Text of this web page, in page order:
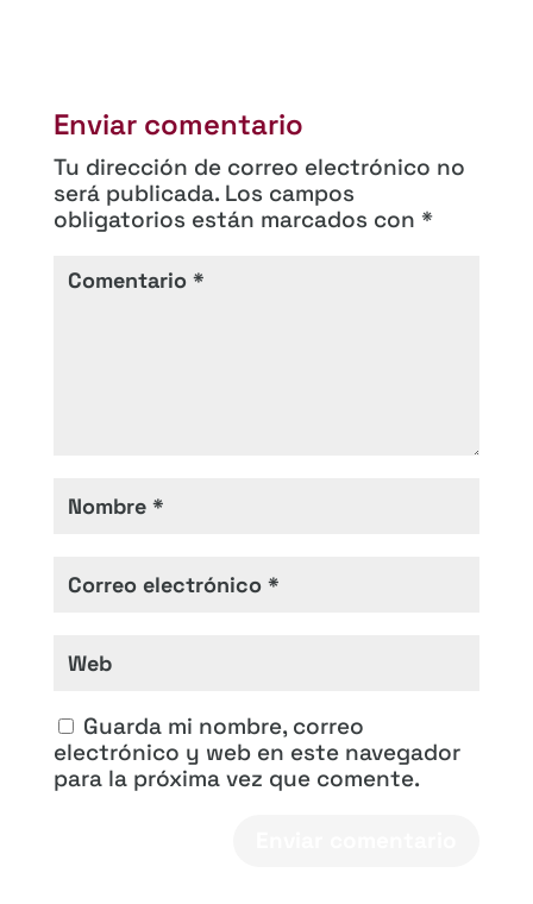
Enviar comentario
Tu dirección de correo electrónico no
será publicada. Los campos
obligatorios están marcados con *
Guarda mi nombre, correo
electrónico y web en este navegador
para la próxima vez que comente.